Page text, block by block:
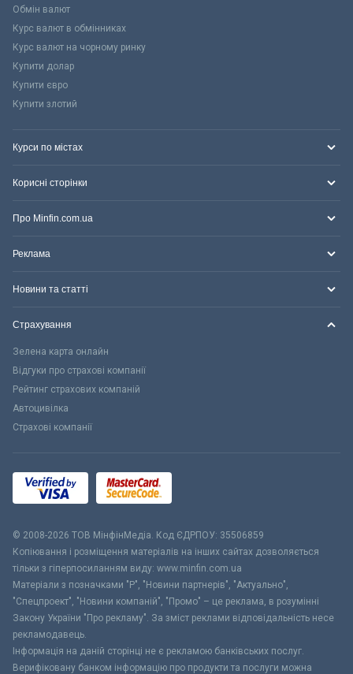
Обмін валют
Курс валют в обмінниках
Курс валют на чорному ринку
Купити долар
Купити євро
Купити злотий
Курси по містах
Корисні сторінки
Про Minfin.com.ua
Реклама
Новини та статті
Страхування
Зелена карта онлайн
Відгуки про страхові компанії
Рейтинг страхових компаній
Автоцивілка
Страхові компанії
© 2008-2026 ТОВ МiнфiнМедiа. Код ЄДРПОУ: 35506859
Копіювання і розміщення матеріалів на інших сайтах дозволяється
тільки з гіперпосиланням виду: www.minfin.com.ua
Матеріали з позначками "Р", "Новини партнерів", "Актуально",
"Спецпроект", "Новини компаній", "Промо" – це реклама, в розумінні
Закону України "Про рекламу". За зміст реклами відповідальність несе
рекламодавець.
Інформація на даній сторінці не є рекламою банківських послуг.
Верифіковану банком інформацію про продукти та послуги можна